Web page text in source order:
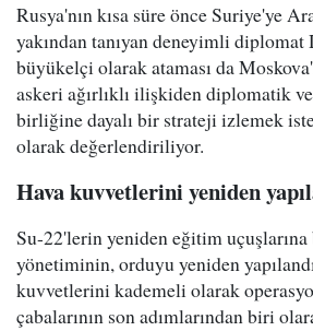
Rusya'nın kısa süre önce Suriye'ye
yakından tanıyan deneyimli
büyükelçi olarak ataması da
askeri ağırlıklı ilişkiden diplomatik
birliğine dayalı bir strateji izlemek
olarak değerlendiriliyor.
Hava kuvvetlerini yeniden
Su-22'lerin yeniden eğitim uçuşlarına
yönetiminin, orduyu yeniden
kuvvetlerini kademeli olarak
çabalarının son adımlarından biri